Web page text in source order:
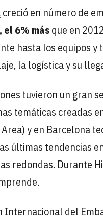
creció en número de
el 6% másque en
hasta los equipos y
la logística y su
tuvieron un gran
temáticas creadas
y en Barcelona
últimas tendencias
redondas. Durante
del